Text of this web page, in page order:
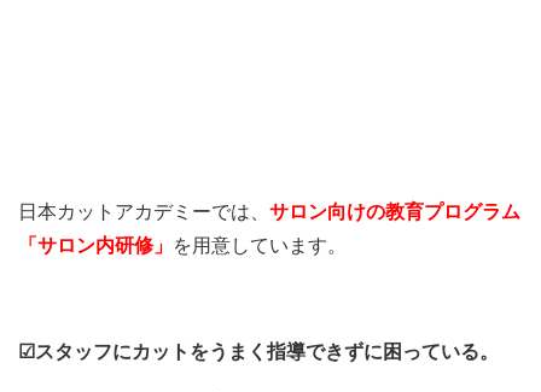
日本カットアカデミーでは、 サロン向けの教育プログラム
「サロン内研修」 を用意しています。
☑スタッフにカットをうまく指導できずに困っている。